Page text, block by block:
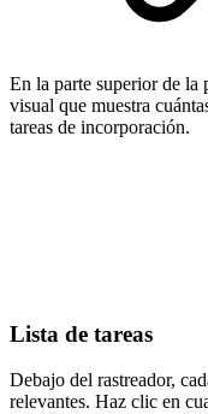
En la parte superior de la
visual que muestra
tareas de incorporación.
Lista de tareas
Debajo del rastreador,
relevantes. Haz clic en